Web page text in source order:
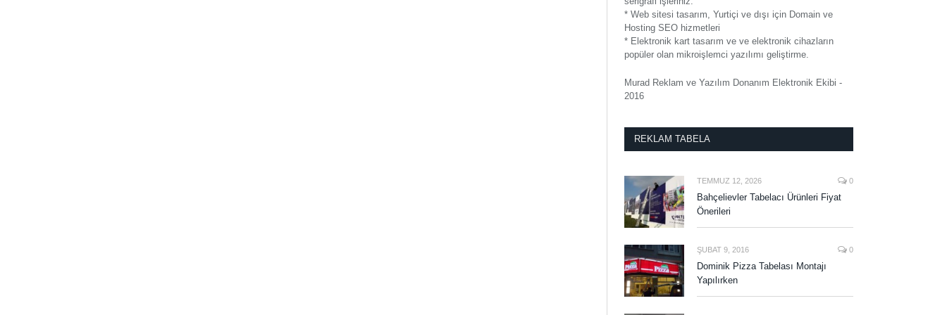
* Web sitesi tasarım, Yurtiçi ve dışı için Domain ve
Hosting SEO hizmetleri
* Elektronik kart tasarım ve ve elektronik cihazların
popüler olan mikroişlemci yazılımı geliştirme.
Murad Reklam ve Yazılım Donanım Elektronik Ekibi -
2016
REKLAM TABELA
TEMMUZ 12, 2026 0
Bahçelievler Tabelacı Ürünleri Fiyat
Önerileri
ŞUBAT 9, 2016 0
Dominik Pizza Tabelası Montajı
Yapılırken